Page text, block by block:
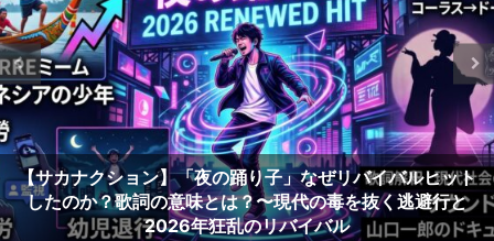
【サカナクション】「夜の踊り子」なぜリバイバルヒット
したのか？歌詞の意味とは？〜現代の毒を抜く逃避行と
2026年狂乱のリバイバル